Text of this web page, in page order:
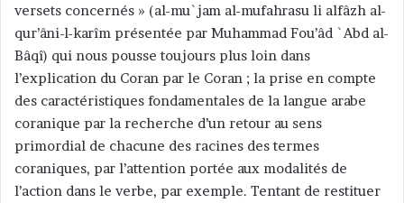
versets concernés » (al-mu`jam al-mufahrasu li alfâzh al-
qur’âni-l-karîm présentée par Muhammad Fou’âd `Abd al-
Bâqî) qui nous pousse toujours plus loin dans
l’explication du Coran par le Coran ; la prise en compte
des caractéristiques fondamentales de la langue arabe
coranique par la recherche d’un retour au sens
primordial de chacune des racines des termes
coraniques, par l’attention portée aux modalités de
l’action dans le verbe, par exemple. Tentant de restituer